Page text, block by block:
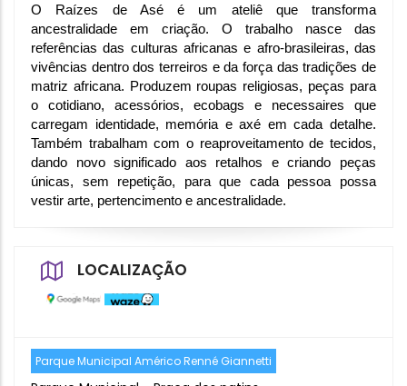
O Raízes de Asé é um ateliê que transforma
ancestralidade em criação. O trabalho nasce das
referências das culturas africanas e afro-brasileiras, das
vivências dentro dos terreiros e da força das tradições de
matriz africana. Produzem roupas religiosas, peças para
o cotidiano, acessórios, ecobags e necessaires que
carregam identidade, memória e axé em cada detalhe.
Também trabalham com o reaproveitamento de tecidos,
dando novo significado aos retalhos e criando peças
únicas, sem repetição, para que cada pessoa possa
vestir arte, pertencimento e ancestralidade.
LOCALIZAÇÃO
Parque Municipal Américo Renné Giannetti